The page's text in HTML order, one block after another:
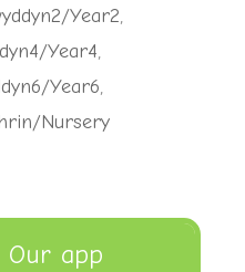
Year2,
Year4,
Year6,
Nursery
app